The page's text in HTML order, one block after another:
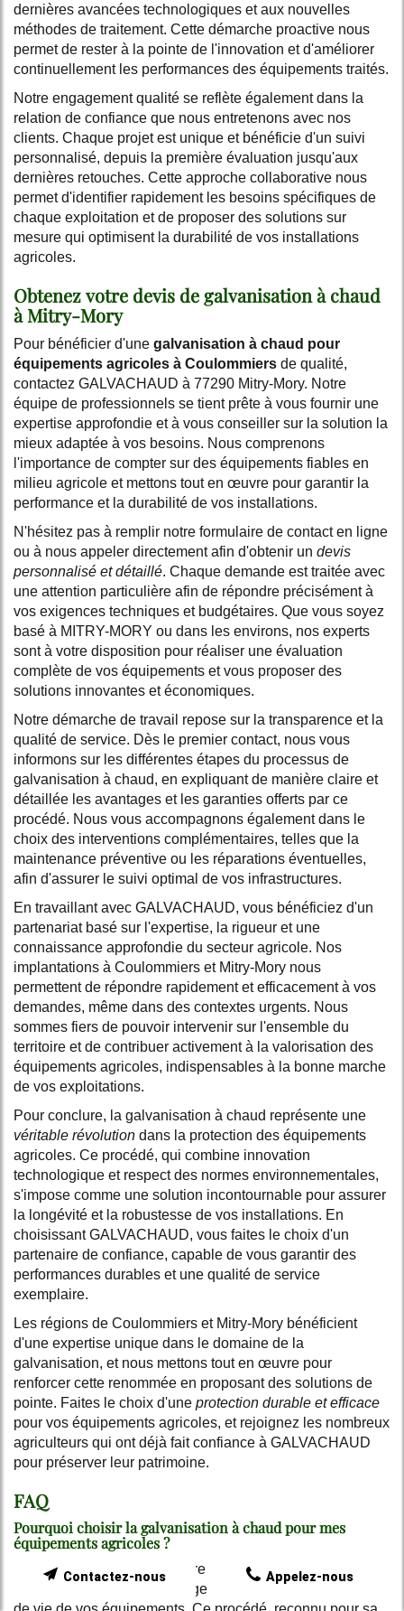
dernières avancées technologiques et aux nouvelles
méthodes de traitement. Cette démarche proactive nous
permet de rester à la pointe de l'innovation et d'améliorer
continuellement les performances des équipements traités.
Notre engagement qualité se reflète également dans la
relation de confiance que nous entretenons avec nos
clients. Chaque projet est unique et bénéficie d'un suivi
personnalisé, depuis la première évaluation jusqu'aux
dernières retouches. Cette approche collaborative nous
permet d'identifier rapidement les besoins spécifiques de
chaque exploitation et de proposer des solutions sur
mesure qui optimisent la durabilité de vos installations
agricoles.
Obtenez votre devis de galvanisation à chaud
à Mitry-Mory
Pour bénéficier d'une galvanisation à chaud pour
équipements agricoles à Coulommiers de qualité,
contactez GALVACHAUD à 77290 Mitry-Mory. Notre
équipe de professionnels se tient prête à vous fournir une
expertise approfondie et à vous conseiller sur la solution la
mieux adaptée à vos besoins. Nous comprenons
l'importance de compter sur des équipements fiables en
milieu agricole et mettons tout en œuvre pour garantir la
performance et la durabilité de vos installations.
N'hésitez pas à remplir notre formulaire de contact en ligne
ou à nous appeler directement afin d'obtenir un devis
personnalisé et détaillé. Chaque demande est traitée avec
une attention particulière afin de répondre précisément à
vos exigences techniques et budgétaires. Que vous soyez
basé à MITRY-MORY ou dans les environs, nos experts
sont à votre disposition pour réaliser une évaluation
complète de vos équipements et vous proposer des
solutions innovantes et économiques.
Notre démarche de travail repose sur la transparence et la
qualité de service. Dès le premier contact, nous vous
informons sur les différentes étapes du processus de
galvanisation à chaud, en expliquant de manière claire et
détaillée les avantages et les garanties offerts par ce
procédé. Nous vous accompagnons également dans le
choix des interventions complémentaires, telles que la
maintenance préventive ou les réparations éventuelles,
afin d'assurer le suivi optimal de vos infrastructures.
En travaillant avec GALVACHAUD, vous bénéficiez d'un
partenariat basé sur l'expertise, la rigueur et une
connaissance approfondie du secteur agricole. Nos
implantations à Coulommiers et Mitry-Mory nous
permettent de répondre rapidement et efficacement à vos
demandes, même dans des contextes urgents. Nous
sommes fiers de pouvoir intervenir sur l'ensemble du
territoire et de contribuer activement à la valorisation des
équipements agricoles, indispensables à la bonne marche
de vos exploitations.
Pour conclure, la galvanisation à chaud représente une
véritable révolution dans la protection des équipements
agricoles. Ce procédé, qui combine innovation
technologique et respect des normes environnementales,
s'impose comme une solution incontournable pour assurer
la longévité et la robustesse de vos installations. En
choisissant GALVACHAUD, vous faites le choix d'un
partenaire de confiance, capable de vous garantir des
performances durables et une qualité de service
exemplaire.
Les régions de Coulommiers et Mitry-Mory bénéficient
d'une expertise unique dans le domaine de la
galvanisation, et nous mettons tout en œuvre pour
renforcer cette renommée en proposant des solutions de
pointe. Faites le choix d'une protection durable et efficace
pour vos équipements agricoles, et rejoignez les nombreux
agriculteurs qui ont déjà fait confiance à GALVACHAUD
pour préserver leur patrimoine.
FAQ
Pourquoi choisir la galvanisation à chaud pour mes
équipements agricoles ?
La galvanisation à chaud offre une
protection optimale
et prolonge considérablement la durée
Appelez-nous
Contactez-nous